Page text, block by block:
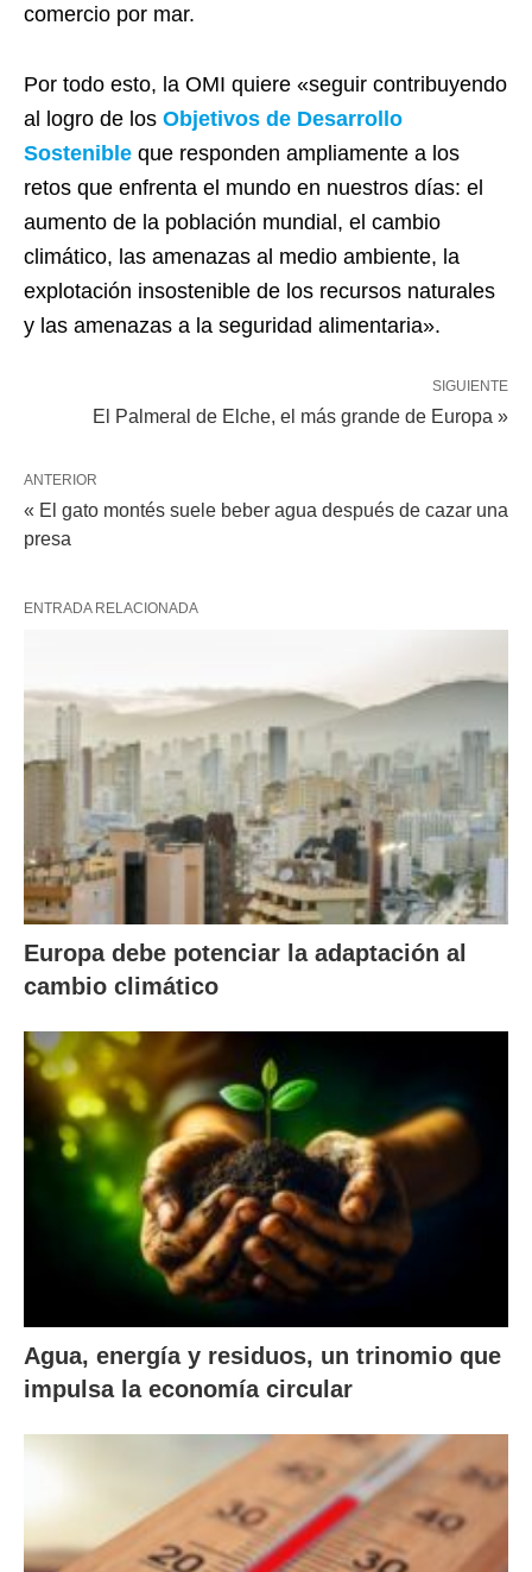
comercio por mar.
Por todo esto, la OMI quiere «seguir contribuyendo
al logro de los Objetivos de Desarrollo
Sostenible que responden ampliamente a los
retos que enfrenta el mundo en nuestros días: el
aumento de la población mundial, el cambio
climático, las amenazas al medio ambiente, la
explotación insostenible de los recursos naturales
y las amenazas a la seguridad alimentaria».
SIGUIENTE
El Palmeral de Elche, el más grande de Europa »
ANTERIOR
« El gato montés suele beber agua después de cazar una
presa
ENTRADA RELACIONADA
Europa debe potenciar la adaptación al
cambio climático
Agua, energía y residuos, un trinomio que
impulsa la economía circular